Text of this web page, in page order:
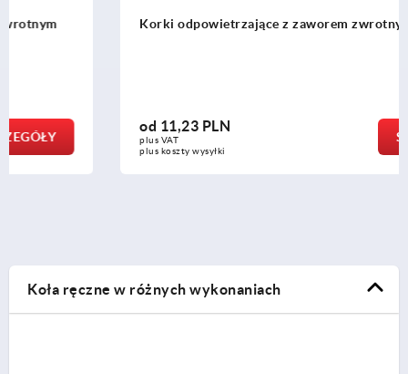
Korki odpowietrzające z zaworem zwrotnym
11,23 PLN
plus VAT
plus koszty wysyłki
Koła ręczne w różnych wykonaniach